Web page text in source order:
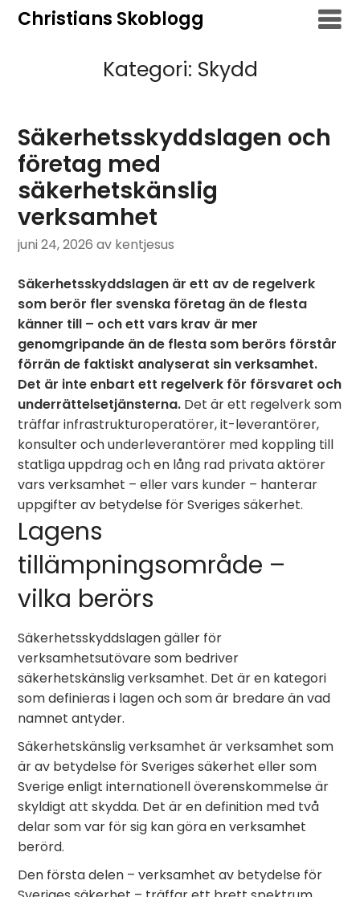
HoppaChristians Skoblogg
Kategori: Skydd
Säkerhetsskyddslagen och
företag med
säkerhetskänslig
verksamhet
juni 24, 2026 av kentjesus
Säkerhetsskyddslagen är ett av de regelverk
som berör fler svenska företag än de flesta
känner till – och ett vars krav är mer
genomgripande än de flesta som berörs förstår
förrän de faktiskt analyserat sin verksamhet.
Det är inte enbart ett regelverk för försvaret och
underrättelsetjänsterna. Det är ett regelverk som
träffar infrastrukturoperatörer, it-leverantörer,
konsulter och underleverantörer med koppling till
statliga uppdrag och en lång rad privata aktörer
vars verksamhet – eller vars kunder – hanterar
uppgifter av betydelse för Sveriges säkerhet.
Lagens
tillämpningsområde –
vilka berörs
Säkerhetsskyddslagen gäller för
verksamhetsutövare som bedriver
säkerhetskänslig verksamhet. Det är en kategori
som definieras i lagen och som är bredare än vad
namnet antyder.
Säkerhetskänslig verksamhet är verksamhet som
är av betydelse för Sveriges säkerhet eller som
Sverige enligt internationell överenskommelse är
skyldigt att skydda. Det är en definition med två
delar som var för sig kan göra en verksamhet
berörd.
Den första delen – verksamhet av betydelse för